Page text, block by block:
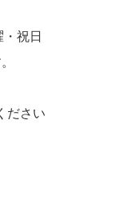
祝日
ださい